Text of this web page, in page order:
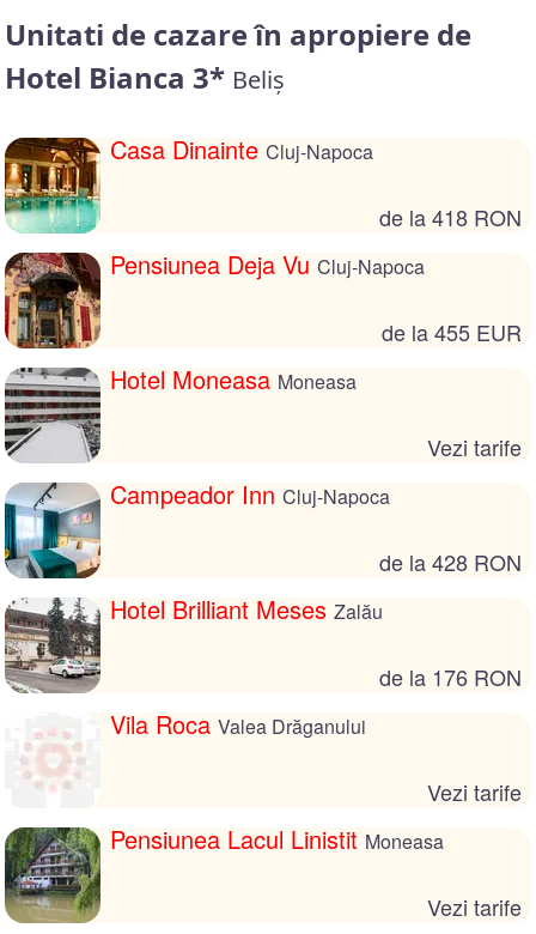
Unitati de cazare în apropiere de
Hotel Bianca 3* Beliș
Casa Dinainte Cluj-Napoca
de la 418 RON
Pensiunea Deja Vu Cluj-Napoca
de la 455 EUR
Hotel Moneasa Moneasa
Vezi tarife
Campeador Inn Cluj-Napoca
de la 428 RON
Hotel Brilliant Meses Zalău
de la 176 RON
Vila Roca Valea Drăganului
Vezi tarife
Pensiunea Lacul Linistit Moneasa
Vezi tarife